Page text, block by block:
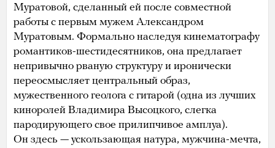
Муратовой, сделанный ей после совместной
работы с первым мужем Александром
Муратовым. Формально наследуя кинематографу
романтиков-шестидесятников, она предлагает
непривычно рваную структуру и иронически
переосмысляет центральный образ,
мужественного геолога с гитарой (одна из лучших
киноролей Владимира Высоцкого, слегка
пародирующего свое прилипчивое амплуа).
Он здесь — ускользающая натура, мужчина-мечта,